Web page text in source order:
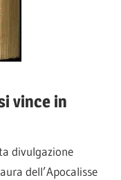
vince in
divulgazione
dell’Apocalisse